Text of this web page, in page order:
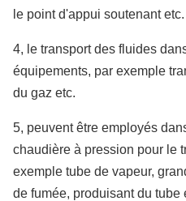
le point d'appui soutenant etc.
4, le transport des fluides
équipements, par exemple
du gaz etc.
5, peuvent être employés
chaudière à pression pour le
exemple tube de vapeur,
de fumée, produisant du tube